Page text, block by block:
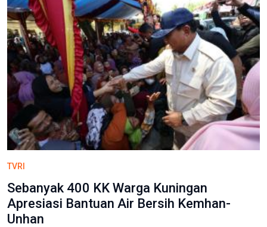
TVRI
Sebanyak 400 KK Warga Kuningan
Apresiasi Bantuan Air Bersih Kemhan-
Unhan